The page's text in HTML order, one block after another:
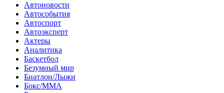
Автоновости
Автособытия
Автоспорт
Автоэксперт
Актеры
Аналитика
Баскетбол
Безумный мир
Биатлон/Лыжи
Бокс/MMA